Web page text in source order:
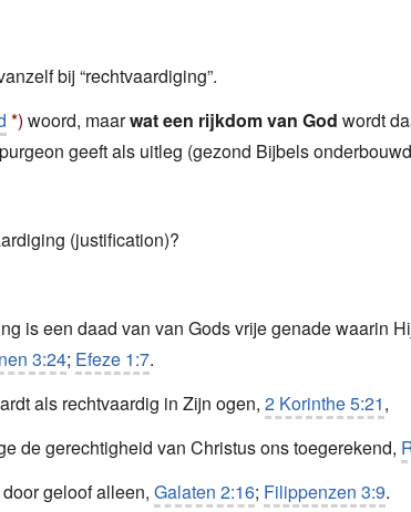
bij “rechtvaardiging”.
*) woord, maarwat een rijkdom van God wordt
geeft als uitleg (gezond Bijbels
(justification)?
is een daad van van Gods vrije genade waarin
3:24; Efeze 1:7.
als rechtvaardig in Zijn ogen, 2 Korinthe 5:21,
de gerechtigheid van Christus ons toegerekend,
geloof alleen, Galaten 2:16; Filippenzen 3:9.